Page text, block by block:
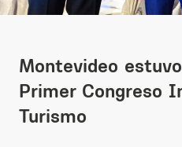
Montevideo
Primer Congreso
Turismo